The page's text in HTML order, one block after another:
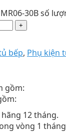
30B số
bếp, Phụ kiện
12 tháng.
vòng 1